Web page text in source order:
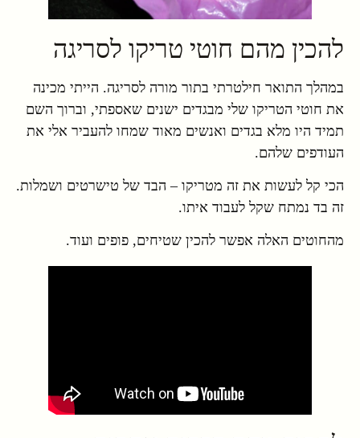
להכין מהם חוטי טריקו לסריגה
במהלך התואר חילטרתי בתור מורה לסריגה. הייתי מכינה
את חוטי הטריקו שלי מבגדים ישנים שאספתי, וברוך השם
תמיד היו מלא בגדים ואנשים מאוד שמחו להעביר אלי את
העודפים שלהם.
הכי קל לעשות את זה מטריקו – הבד של טישרטים ושמלות.
זה בד נמתח שקל לעבוד איתו.
מהחוטים האלה אפשר להכין שטיחים, פופים ועוד.